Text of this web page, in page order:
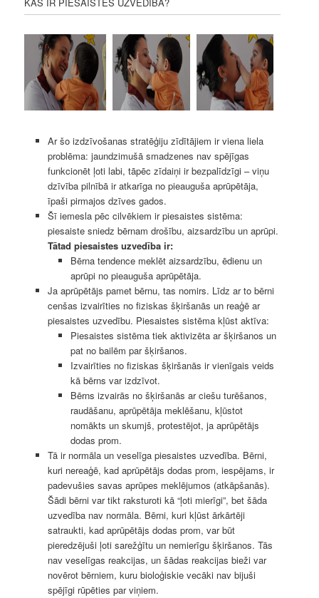
Ar šo izdzīvošanas stratēģiju zīdītājiem ir viena liela
problēma: jaundzimušā smadzenes nav spējīgas
funkcionēt ļoti labi, tāpēc zīdaiņi ir bezpalīdzīgi – viņu
dzīvība pilnībā ir atkarīga no pieauguša aprūpētāja,
īpaši pirmajos dzīves gados.
Šī iemesla pēc cilvēkiem ir piesaistes sistēma:
piesaiste sniedz bērnam drošību, aizsardzību un aprūpi.
Tātad piesaistes uzvedība ir:
Bērna tendence meklēt aizsardzību, ēdienu un
aprūpi no pieauguša aprūpētāja.
Ja aprūpētājs pamet bērnu, tas nomirs. Līdz ar to bērni
cenšas izvairīties no fiziskas šķiršanās un reaģē ar
piesaistes uzvedību. Piesaistes sistēma kļūst aktīva:
Piesaistes sistēma tiek aktivizēta ar šķiršanos un
pat no bailēm par šķiršanos.
Izvairīties no fiziskas šķiršanās ir vienīgais veids
kā bērns var izdzīvot.
Bērns izvairās no šķiršanās ar ciešu turēšanos,
raudāšanu, aprūpētāja meklēšanu, kļūstot
nomākts un skumjš, protestējot, ja aprūpētājs
dodas prom.
Tā ir normāla un veselīga piesaistes uzvedība. Bērni,
kuri nereaģē, kad aprūpētājs dodas prom, iespējams, ir
padevušies savas aprūpes meklējumos (atkāpšanās).
Šādi bērni var tikt raksturoti kā “ļoti mierīgi”, bet šāda
uzvedība nav normāla. Bērni, kuri kļūst ārkārtēji
satraukti, kad aprūpētājs dodas prom, var būt
pieredzējuši ļoti sarežģītu un nemierīgu šķiršanos. Tās
nav veselīgas reakcijas, un šādas reakcijas bieži var
novērot bērniem, kuru bioloģiskie vecāki nav bijuši
spējīgi rūpēties par viņiem.